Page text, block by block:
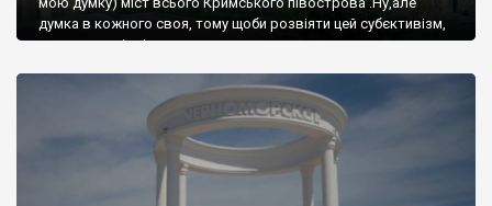
думка в кожного своя, тому щоби розвіяти цей субєктивізм,
запрошую відвідати це